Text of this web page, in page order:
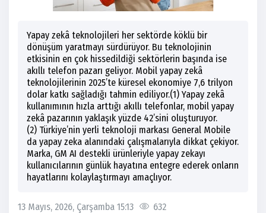
Yapay zekâ teknolojileri her sektörde köklü bir
dönüşüm yaratmayı sürdürüyor. Bu teknolojinin
etkisinin en çok hissedildiği sektörlerin başında ise
akıllı telefon pazarı geliyor. Mobil yapay zekâ
teknolojilerinin 2025’te küresel ekonomiye 7,6 trilyon
dolar katkı sağladığı tahmin ediliyor.(1) Yapay zekâ
kullanımının hızla arttığı akıllı telefonlar, mobil yapay
zekâ pazarının yaklaşık yüzde 42’sini oluşturuyor.
(2) Türkiye’nin yerli teknoloji markası General Mobile
da yapay zeka alanındaki çalışmalarıyla dikkat çekiyor.
Marka, GM AI destekli ürünleriyle yapay zekayı
kullanıcılarının günlük hayatına entegre ederek onların
hayatlarını kolaylaştırmayı amaçlıyor.
13 Mayıs, 2026, Çarşamba 15:13 632